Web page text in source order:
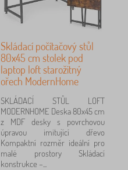
Skládací počítačový stůl
80x45 cm stolek pod
laptop loft starožitný
ořech ModernHome
SKLÁDACÍ STŮL LOFT
MODERNHOME Deska 80x45 cm
z MDF desky s povrchovou
úpravou imitující dřevo
Kompaktní rozměr ideální pro
malé prostory Skládací
konstrukce –...